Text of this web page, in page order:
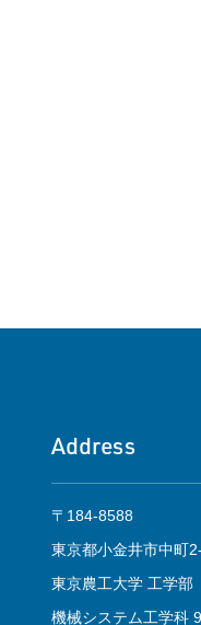
Address
〒184-8588
東京都小金井市中町
東京農工大学 工学部
機械システム工学科